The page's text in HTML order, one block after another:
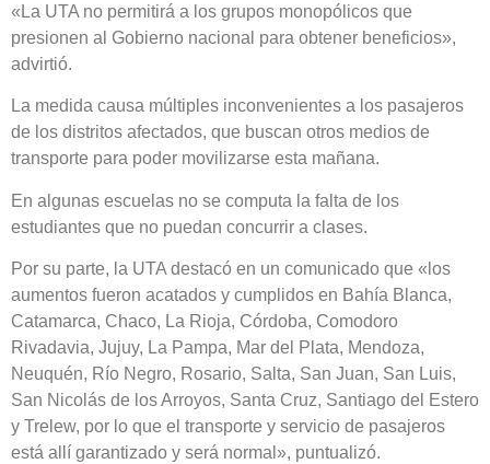
«La UTA no permitirá a los grupos monopólicos que
presionen al Gobierno nacional para obtener beneficios»,
advirtió.
La medida causa múltiples inconvenientes a los pasajeros
de los distritos afectados, que buscan otros medios de
transporte para poder movilizarse esta mañana.
En algunas escuelas no se computa la falta de los
estudiantes que no puedan concurrir a clases.
Por su parte, la UTA destacó en un comunicado que «los
aumentos fueron acatados y cumplidos en Bahía Blanca,
Catamarca, Chaco, La Rioja, Córdoba, Comodoro
Rivadavia, Jujuy, La Pampa, Mar del Plata, Mendoza,
Neuquén, Río Negro, Rosario, Salta, San Juan, San Luis,
San Nicolás de los Arroyos, Santa Cruz, Santiago del Estero
y Trelew, por lo que el transporte y servicio de pasajeros
está allí garantizado y será normal», puntualizó.